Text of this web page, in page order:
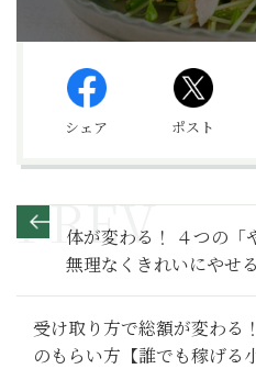
シェア ポスト
体が変わる！ ４つの「
無理なくきれいにやせる
受け取り方で総額が変わる
のもらい方【誰でも稼げる